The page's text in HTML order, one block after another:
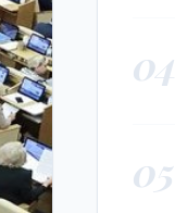
04
05